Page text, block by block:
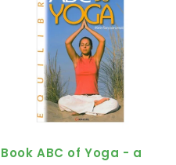
Book ABC of Yoga - a